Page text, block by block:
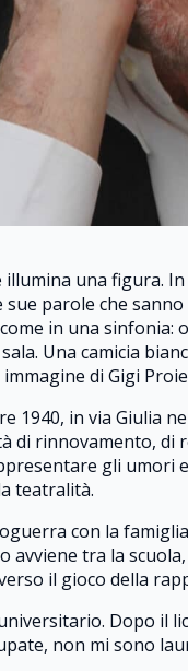
una figura.
parole che
in una
Una camicia
di Gigi
1940, in via Giulia
di rinnovamento,
gli umori
teatralità.
con la
avviene tra la
il gioco della
Dopo il
non mi sono